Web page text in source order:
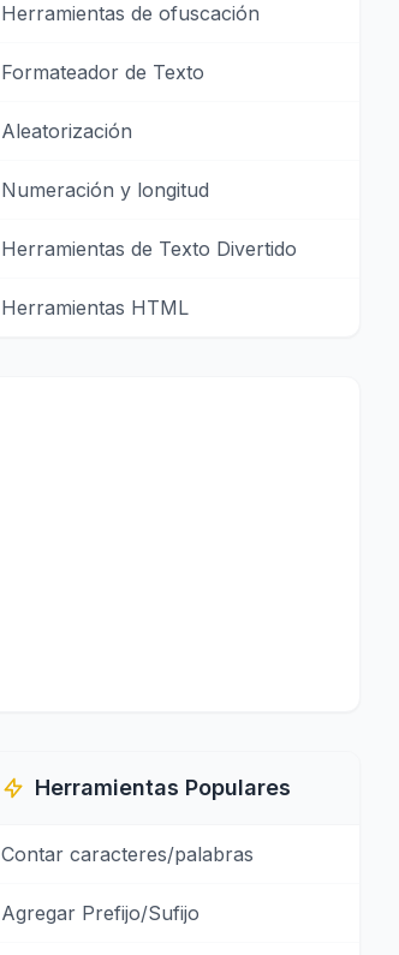
Herramientas de ofuscación
Formateador de Texto
Aleatorización
Numeración y longitud
Herramientas de Texto Divertido
Herramientas HTML
Herramientas Populares
Contar caracteres/palabras
Agregar Prefijo/Sufijo